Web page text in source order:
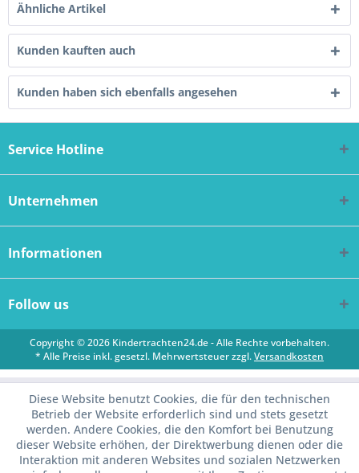
Ähnliche Artikel
Kunden kauften auch
Kunden haben sich ebenfalls angesehen
Service Hotline
Unternehmen
Informationen
Follow us
Copyright © 2026 Kindertrachten24.de - Alle Rechte vorbehalten.
* Alle Preise inkl. gesetzl. Mehrwertsteuer zzgl.Versandkosten
Diese Website benutzt Cookies, die für den technischen
Betrieb der Website erforderlich sind und stets gesetzt
werden. Andere Cookies, die den Komfort bei Benutzung
dieser Website erhöhen, der Direktwerbung dienen oder die
Interaktion mit anderen Websites und sozialen Netzwerken